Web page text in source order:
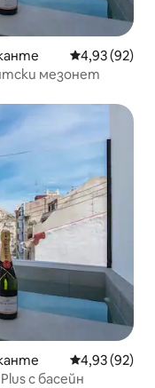
Средна
4,93 (92)
мезонет
Средна
4,93 (92)
с басейн